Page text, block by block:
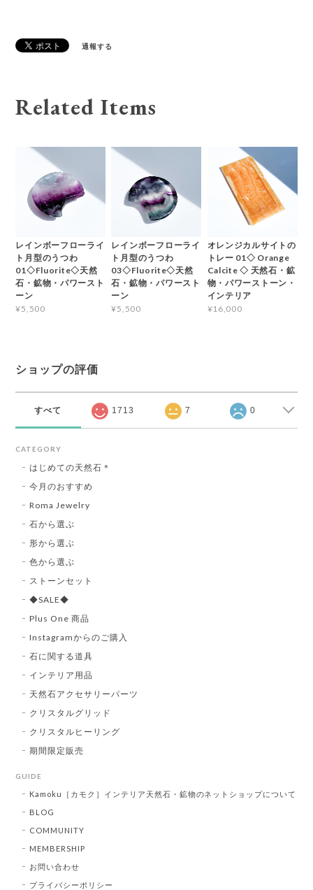
通報する
Related Items
レインボーフローライ
ト月型のうつわ
01◇Fluorite◇天然
石・鉱物・パワースト
ーン
¥5,500
レインボーフローライ
ト月型のうつわ
03◇Fluorite◇天然
石・鉱物・パワースト
ーン
¥5,500
オレンジカルサイトの
トレー 01◇ Orange
Calcite ◇ 天然石・鉱
物・パワーストーン・
インテリア
¥16,000
ショップの評価
すべて 1713 7 0
CATEGORY
はじめての天然石＊
今月のおすすめ
Roma Jewelry
石から選ぶ
形から選ぶ
色から選ぶ
ストーンセット
◆SALE◆
Plus One 商品
Instagramからのご購入
石に関する道具
インテリア用品
天然石アクセサリーパーツ
クリスタルグリッド
クリスタルヒーリング
期間限定販売
GUIDE
Kamoku［カモク］インテリア天然石・鉱物のネットショップについて
BLOG
COMMUNITY
MEMBERSHIP
お問い合わせ
プライバシーポリシー